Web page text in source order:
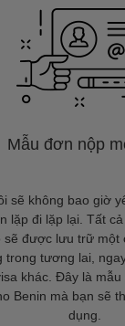
Mẫu đơn nộp
sẽ không bao giờ
lặp đi lặp lại. Tất
sẽ được lưu trữ một
trong tương lai,
khác. Đây là mẫu
Benin mà bạn sẽ
dụng.